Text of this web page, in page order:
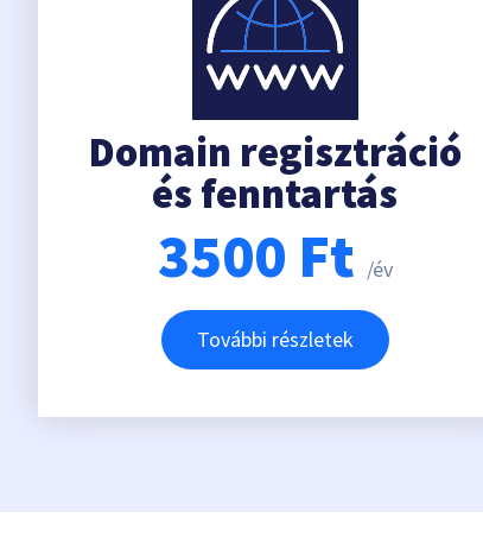
Domain regisztráció
és fenntartás
3500 Ft /év
További részletek